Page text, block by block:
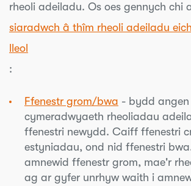
rheoli adeiladu. Os oes gennych chi
siaradwch â thîm rheoli adeiladu
lleol
:
Ffenestr grom/bwa - bydd angen
cymeradwyaeth rheoliadau
ffenestri newydd. Caiff ffenestri
estyniadau, ond nid ffenestri
amnewid ffenestr grom, mae'r
ag ar gyfer unrhyw waith i